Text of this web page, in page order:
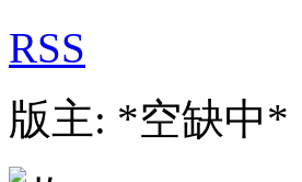
RSS
版主: *空缺中*